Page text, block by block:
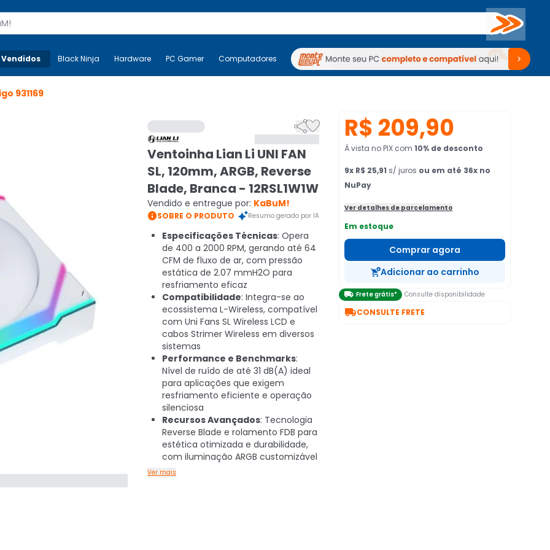
Buscar
Mais-v- Black Ninja Hardware PC Gamer Computadores Periféricos TV Venda no KaBuM!
Black Ninja Hardware PC Gamer Computadores Periféricos TV Venda no KaBuM!
931169

Ventoinha Lian Li UNI FAN
SL, 120mm, ARGB, Reverse
Blade, Branca - 12RSL1W1W
Vendido e entregue por: KaBuM!
SOBRE O PRODUTO Resumo gerado por IA
Especificações Técnicas: Opera
de 400 a 2000 RPM, gerando até 64
CFM de fluxo de ar, com pressão
estática de 2.07 mmH2O para
resfriamento eficaz
Compatibilidade: Integra-se ao
ecossistema L-Wireless, compatível
com Uni Fans SL Wireless LCD e
cabos Strimer Wireless em diversos
sistemas
Performance e Benchmarks:
Nível de ruído de até 31 dB(A) ideal
para aplicações que exigem
resfriamento eficiente e operação
silenciosa
Recursos Avançados: Tecnologia
Reverse Blade e rolamento FDB para
estética otimizada e durabilidade,
com iluminação ARGB customizável
Ver mais
R$ 209,90
À vista no PIX com 10% de desconto
9x R$ 25,91 s/ juros ou em até 36x no
NuPay
Ver detalhes de parcelamento
Em estoque
Comprar agora
Adicionar ao carrinho
 Frete grátis* Consulte disponibilidade
CONSULTE FRETE